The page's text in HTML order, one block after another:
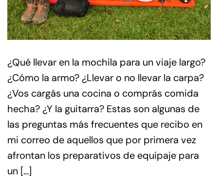
¿Qué llevar en la mochila para un viaje largo?
¿Cómo la armo? ¿Llevar o no llevar la carpa?
¿Vos cargás una cocina o comprás comida
hecha? ¿Y la guitarra? Estas son algunas de
las preguntas más frecuentes que recibo en
mi correo de aquellos que por primera vez
afrontan los preparativos de equipaje para
un […]